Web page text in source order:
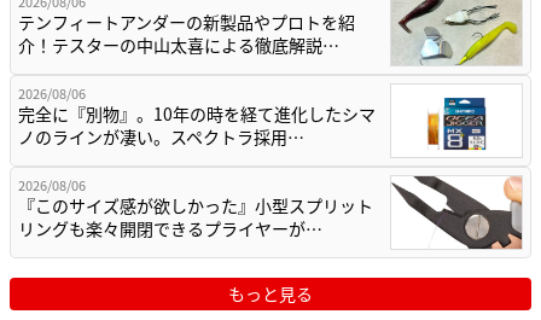
テンフィートアンダーの新製品やプロトを紹
介！テスターの中山太喜による徹底解説…
2026/08/06
完全に『別物』。10年の時を経て進化したシマ
ノのラインが凄い。スペクトラ採用…
2026/08/06
『このサイズ感が欲しかった』小型スプリット
リングも楽々開閉できるプライヤーが…
もっと見る